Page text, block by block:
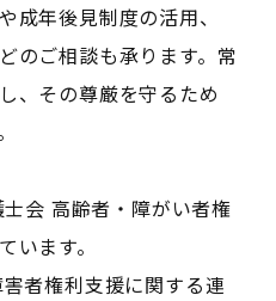
成年後見制度の活用、
のご相談も承ります。常
、その尊厳を守るため
会 高齢者・障がい者権
います。
者権利支援に関する連